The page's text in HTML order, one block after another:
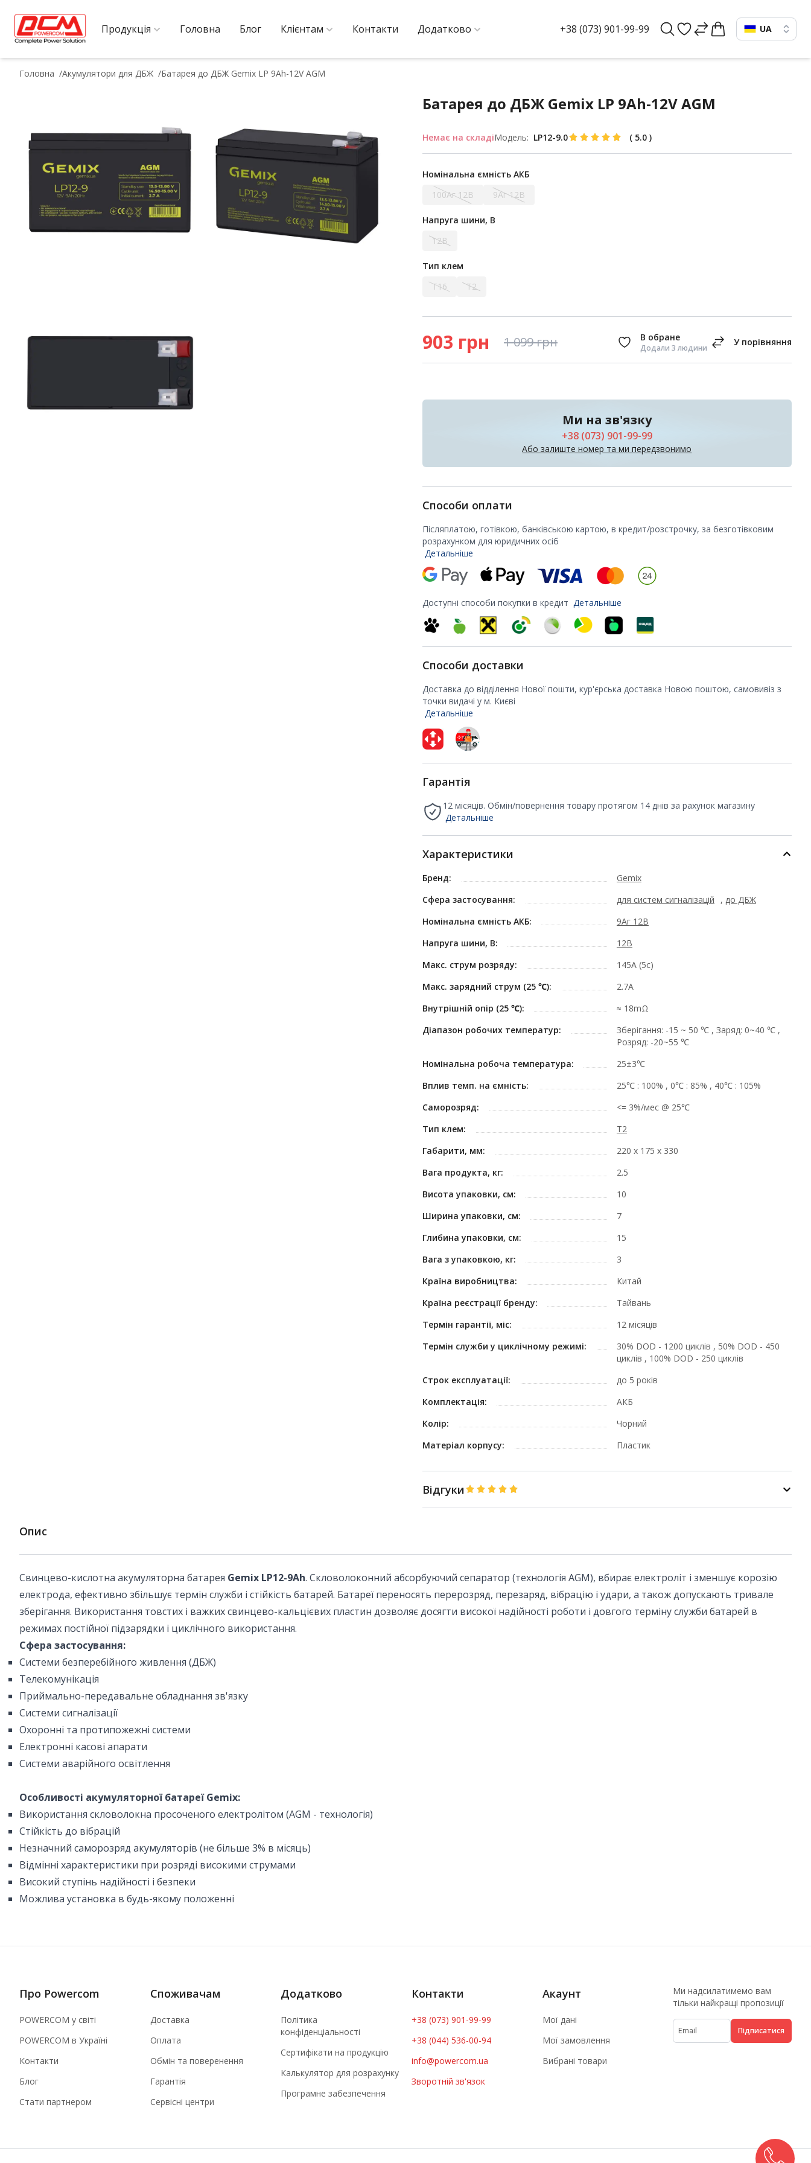
Продукція Головна Блог Клієнтам Контакти Додатково +38 (073) 901-99-99 UA
Головна Акумулятори для ДБЖ Батарея до ДБЖ Gemix LP 9Ah-12V AGM
Батарея до ДБЖ Gemix LP 9Ah-12V AGM
Немає на складіМодель: LP12-9.0 ( 5.0 )
Номінальна ємність АКБ
100Аг 12В
9Аг 12В
Напруга шини, В
12В
Тип клем
T16
T2
903 грн 1 099грн Додали 3 людини
Ми на зв'язку
+38 (073) 901-99-99
Або залиште номер та ми передзвонимо
Способи оплати
Післяплатою, готівкою, банківською картою, в кредит/розстрочку, за безготівковим
розрахунком для юридичних осіб
Детальніше
Доступні способи покупки в кредит Детальніше
Способи доставки
Доставка до відділення Нової пошти, кур'єрська доставка Новою поштою, самовивіз з
точки видачі у м. Києві
Детальніше
Гарантія
12 місяців. Обмін/повернення товару протягом 14 днів за рахунок магазину
Детальніше
Характеристики
Бренд:
Gemix
Сфера застосування:
для систем сигналізацій , до ДБЖ
Номінальна ємність АКБ:
9Аг 12В
Напруга шини, В:
12В
Макс. cтрум розряду:
145A (5с)
Макс. зарядний струм (25 ℃):
2.7A
Внутрішній опір (25 ℃):
≈ 18mΩ
Діапазон робочих температур:
Зберігання: -15 ~ 50 ℃ , Заряд: 0~40 ℃ ,
Розряд: -20~55 ℃
Номінальна робоча температура:
25±3℃
Вплив темп. на ємність:
25℃ : 100% , 0℃ : 85% , 40℃ : 105%
Саморозряд:
<= 3%/мес @ 25℃
Тип клем:
T2
Габарити, мм:
220 х 175 х 330
Вага продукта, кг:
2.5
Висота упаковки, см:
10
Ширина упаковки, см:
7
Глибина упаковки, см:
15
Вага з упаковкою, кг:
3
Країна виробництва:
Китай
Країна реєстрації бренду:
Тайвань
Термін гарантії, міс:
12 місяців
Термін служби у циклічному режимі:
30% DOD - 1200 циклів , 50% DOD - 450
циклів , 100% DOD - 250 циклів
Строк експлуатації:
до 5 років
Комплектація:
АКБ
Колір:
Чорний
Матеріал корпусу:
Пластик
Відгуки
Опис
Свинцево-кислотна акумуляторна батарея Gemix LP12-9Ah. Скловолоконний абсорбуючий сепаратор (технологія AGM), вбирає електроліт і зменшує корозію
електрода, ефективно збільшує термін служби і стійкість батарей. Батареї переносять перерозряд, перезаряд, вібрацію і удари, а також допускають тривале
зберігання. Використання товстих і важких свинцево-кальцієвих пластин дозволяє досягти високої надійності роботи і довгого терміну служби батарей в
режимах постійної підзарядки і циклічного використання.
Сфера застосування:
Системи безперебійного живлення (ДБЖ)
Телекомунікація
Приймально-передавальне обладнання зв'язку
Системи сигналізації
Охоронні та протипожежні системи
Електронні касові апарати
Системи аварійного освітлення
Особливості акумуляторної батареї Gemix:
Використання скловолокна просоченого електролітом (AGM - технологія)
Стійкість до вібрацій
Незначний саморозряд акумуляторів (не більше 3% в місяць)
Відмінні характеристики при розряді високими струмами
Високий ступінь надійності і безпеки
Можлива установка в будь-якому положенні
Про Powercom
POWERCOM у світі
POWERCOM в Україні
Контакти
Блог
Стати партнером
Споживачам
Доставка
Оплата
Обмін та поверенення
Гарантія
Сервісні центри
Додатково
Політика
конфіденціальності
Сертифікати на продукцію
Калькулятор для розрахунку
Програмне забезпечення
Контакти
+38 (073) 901-99-99
+38 (044) 536-00-94
info@powercom.ua
Зворотній зв'язок
Акаунт
Мої дані
Мої замовлення
Вибрані товари
Ми надсилатимемо вам
тільки найкращі пропозиції
Підписатися